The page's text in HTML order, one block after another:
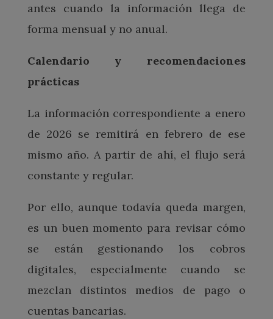
antes cuando la información llega de
forma mensual y no anual.
Calendario y recomendaciones
prácticas
La información correspondiente a enero
de 2026 se remitirá en febrero de ese
mismo año. A partir de ahí, el flujo será
constante y regular.
Por ello, aunque todavía queda margen,
es un buen momento para revisar cómo
se están gestionando los cobros
digitales, especialmente cuando se
mezclan distintos medios de pago o
cuentas bancarias.